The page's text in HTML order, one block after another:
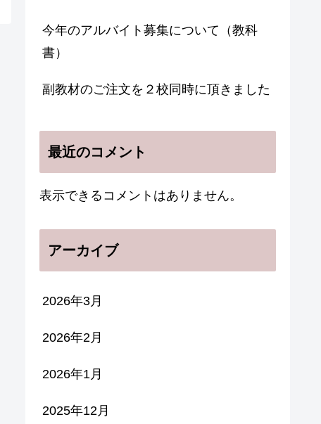
今年のアルバイト募集について（教科
書）
副教材のご注文を２校同時に頂きました
最近のコメント
表示できるコメントはありません。
アーカイブ
2026年3月
2026年2月
2026年1月
2025年12月